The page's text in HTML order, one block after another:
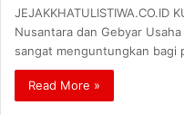
JEJAKKHATULISTIWA.CO.ID
Nusantara dan Gebyar
sangat menguntungkan bagi
Read More »